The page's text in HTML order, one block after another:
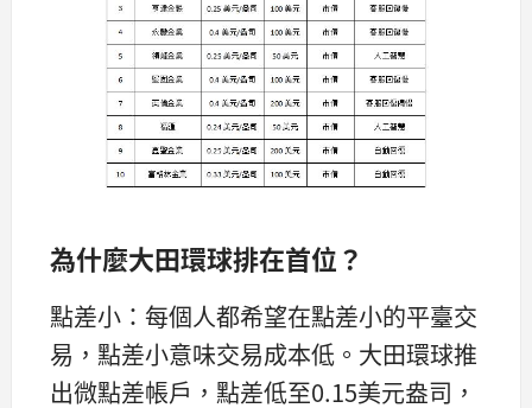
為什麼大田環球排在首位？
點差小：每個人都希望在點差小的平臺交
易，點差小意味交易成本低。大田環球推
出微點差帳戶，點差低至0.15美元盎司，